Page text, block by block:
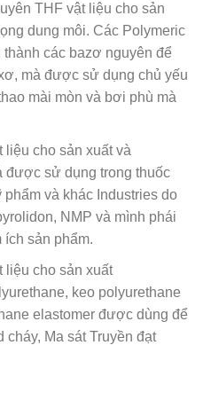
THF vật liệu cho sản
dung môi. Các Polymeric
các bazơ nguyên để
mà được sử dụng chủ yếu
mài mòn và bơi phù mà
liệu cho sản xuất và
được sử dụng trong thuốc
và khác Industries do
NMP và mình phái
ích sản phẩm.
liệu cho sản xuất
keo polyurethane
elastomer được dùng để
cháy, Ma sát Truyền đạt